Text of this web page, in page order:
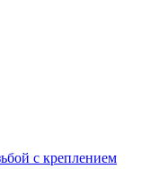
с креплением